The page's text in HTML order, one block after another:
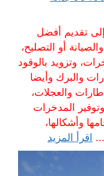
تقديم أفضل
أو التصليح،
وتزويد بالوقود
والبرك وأيضا
والعجلات،
المدخرات
وأشكالها،
اقرأ المزيد